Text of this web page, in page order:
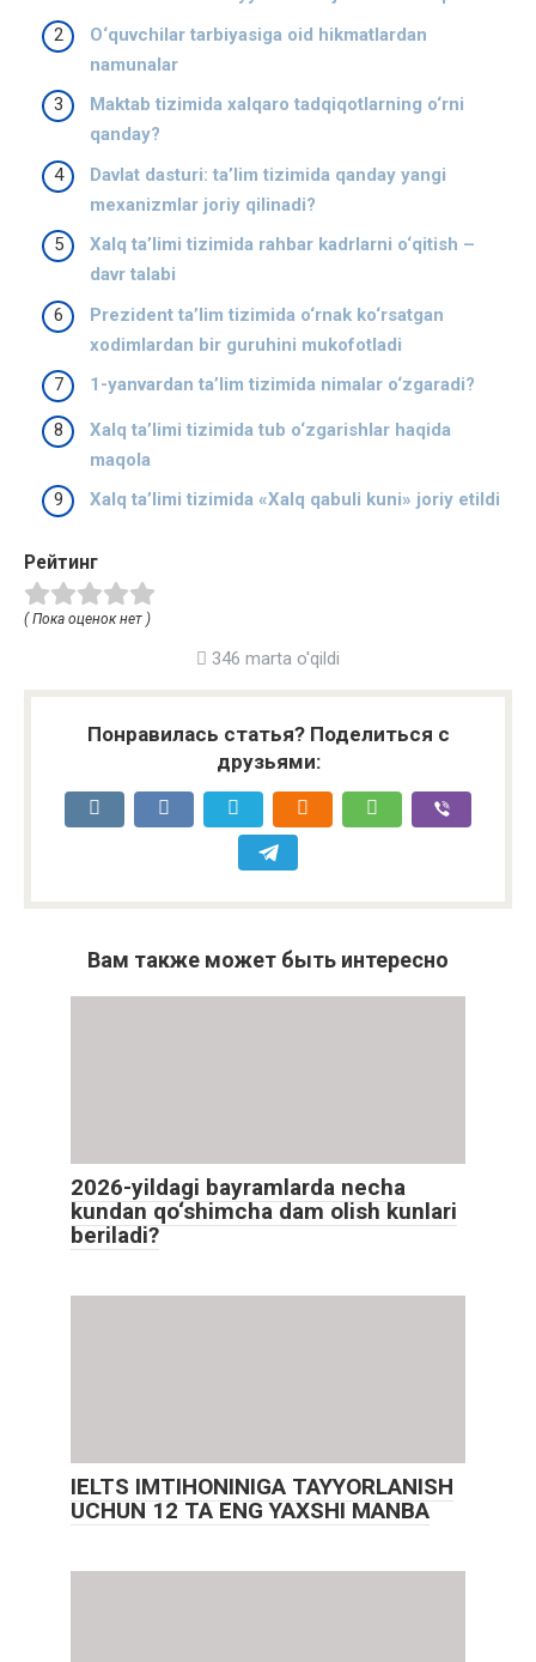
O‘quvchilar tarbiyasiga oid hikmatlardan
namunalar
Maktab tizimida xalqaro tadqiqotlarning o‘rni
qanday?
Davlat dasturi: taʼlim tizimida qanday yangi
mexanizmlar joriy qilinadi?
Xalq ta’limi tizimida rahbar kadrlarni o‘qitish –
davr talabi
Prezident ta’lim tizimida o‘rnak ko‘rsatgan
xodimlardan bir guruhini mukofotladi
1-yanvardan ta’lim tizimida nimalar o‘zgaradi?
Xalq ta’limi tizimida tub o‘zgarishlar haqida
maqola
Xalq ta’limi tizimida «Xalq qabuli kuni» joriy etildi
Рейтинг
( Пока оценок нет )
346 marta o'qildi
Понравилась статья? Поделиться с
друзьями:
Вам также может быть интересно
2026-yildagi bayramlarda necha
kundan qo‘shimcha dam olish kunlari
beriladi?
IELTS IMTIHONINIGA TAYYORLANISH
UCHUN 12 TA ENG YAXSHI MANBA